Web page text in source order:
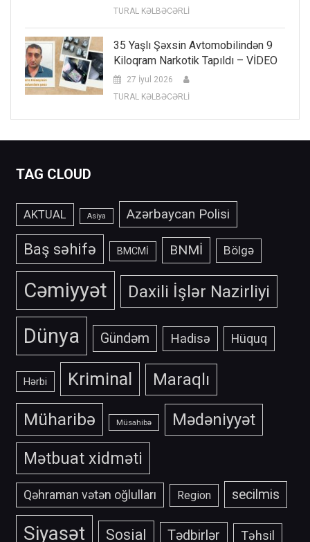
TURAL KƏLBƏCƏRLİ
35 Yaşlı Şəxsin Avtomobilindən 9
Kiloqram Narkotik Tapıldı – VİDEO
27 İyul 2026
TURAL KƏLBƏCƏRLİ
TAG CLOUD
AKTUAL Asiya Azərbaycan Polisi
Baş səhifə BMCMİ BNMİ Bölgə
Cəmiyyət Daxili İşlər Nazirliyi
Dünya Gündəm Hadisə Hüquq
Hərbi Kriminal Maraqlı
Müharibə Müsahibə
Mədəniyyət
Mətbuat xidməti
Qəhraman vətən oğlulları Region secilmis
Siyasət Sosial Tədbirlər Təhsil